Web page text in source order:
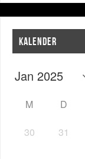
KALENDER
M D
30 31